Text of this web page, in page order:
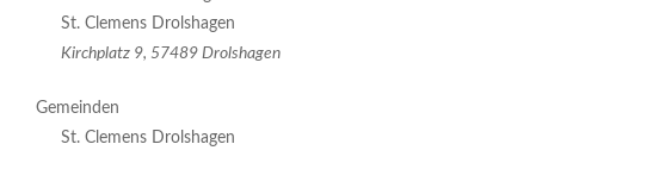
St. Clemens Drolshagen
Kirchplatz 9, 57489 Drolshagen
Gemeinden
St. Clemens Drolshagen